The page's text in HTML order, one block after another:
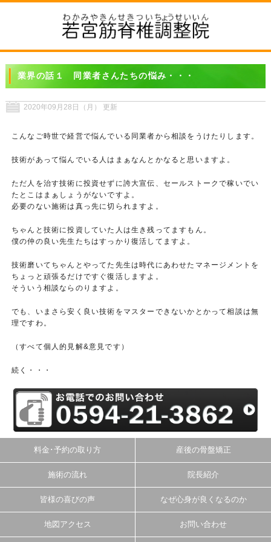
業界の話１ 同業者さんたちの悩み・・・
2020年09月28日（月） 更新
こんなご時世で経営で悩んでいる同業者から相談をうけたりします。
技術があって悩んでいる人はまぁなんとかなると思いますよ。
ただ人を治す技術に投資せずに誇大宣伝、セールストークで稼いでい
たとこはまぁしょうがないですよ。
必要のない施術は真っ先に切られますよ。
ちゃんと技術に投資していた人は生き残ってますもん。
僕の仲の良い先生たちはすっかり復活してますよ。
技術磨いてちゃんとやってた先生は時代にあわせたマネージメントを
ちょっと頑張るだけですぐ復活しますよ。
そういう相談ならのりますよ。
でも、いまさら安く良い技術をマスターできないかとかって相談は無
理ですわ。
（すべて個人的見解&意見です）
続く・・・
料金･予約の取り方 産後の骨盤矯正
施術の流れ 院長紹介
皆様の喜びの声 なぜ心身が良くなるのか
地図アクセス お問い合わせ